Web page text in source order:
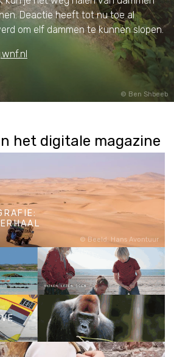
Ben Shbeeb
Deactie heeft tot nu toe al
om elf dammen te kunnen slopen.
het digitale magazine
Beeld: Hans Avontuur
je natuurreis
of de
Galápagos nóg eens te beleven als je door je foto’s bladert.